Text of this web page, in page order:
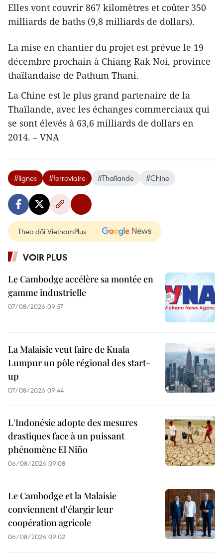
Elles vont couvrir 867 kilomètres et coûter 350
milliards de baths (9,8 milliards de dollars).
La mise en chantier du projet est prévue le 19
décembre prochain à Chiang Rak Noi, province
thaïlandaise de Pathum Thani.
La Chine est le plus grand partenaire de la
Thaïlande, avec les échanges commerciaux qui
se sont élevés à 63,6 milliards de dollars en
2014. – VNA
#lignes #ferroviaire #Thaïlande #Chine
Theo dõi VietnamPlus
VOIR PLUS
Le Cambodge accélère sa montée en
gamme industrielle
07/08/2026 09:57
La Malaisie veut faire de Kuala
Lumpur un pôle régional des start-
up
07/08/2026 09:44
L'Indonésie adopte des mesures
drastiques face à un puissant
phénomène El Niño
06/08/2026 09:08
Le Cambodge et la Malaisie
conviennent d'élargir leur
coopération agricole
06/08/2026 09:02